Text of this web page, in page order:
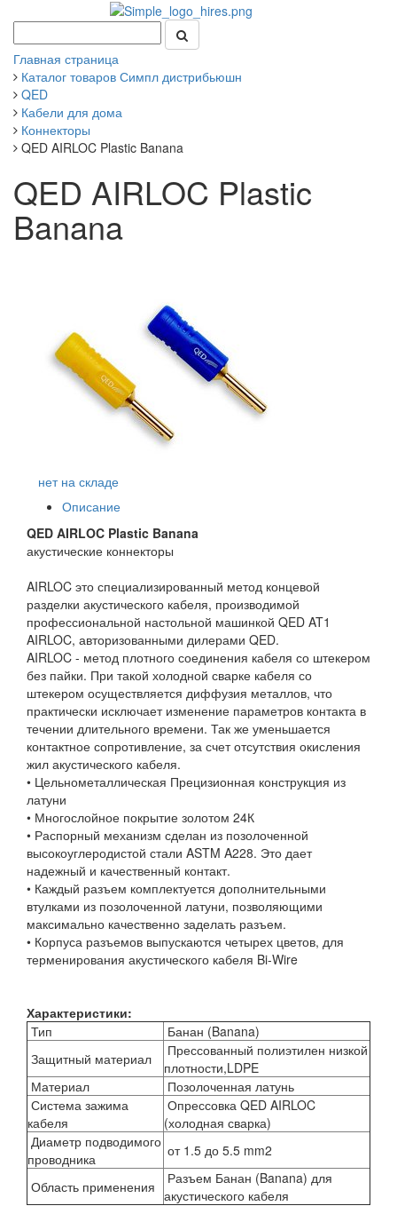
Главная страница
Каталог товаров Симпл дистрибьюшн
QED
Кабели для дома
Коннекторы
QED AIRLOC Plastic Banana
QED AIRLOC Plastic
Banana
нет на складе
Описание
QED AIRLOC Plastic Banana
акустические коннекторы
AIRLOC это специализированный метод концевой
разделки акустического кабеля, производимой
профессиональной настольной машинкой QED AT1
AIRLOC, авторизованными дилерами QED.
AIRLOC - метод плотного соединения кабеля со штекером
без пайки. При такой холодной сварке кабеля со
штекером осуществляется диффузия металлов, что
практически исключает изменение параметров контакта в
течении длительного времени. Так же уменьшается
контактное сопротивление, за счет отсутствия окисления
жил акустического кабеля.
• Цельнометаллическая Прецизионная конструкция из
латуни
• Многослойное покрытие золотом 24К
• Распорный механизм сделан из позолоченной
высокоуглеродистой стали ASTM A228. Это дает
надежный и качественный контакт.
• Каждый разъем комплектуется дополнительными
втулками из позолоченной латуни, позволяющими
максимально качественно заделать разъем.
• Корпуса разъемов выпускаются четырех цветов, для
терменирования акустического кабеля Bi-Wire
Характеристики:
Тип
Банан (Banana)
Защитный материал
Прессованный полиэтилен низкой
плотности,LDPE
Материал
Позолоченная латунь
Система зажима
кабеля
Опрессовка QED AIRLOC
(холодная сварка)
Диаметр подводимого
проводника
от 1.5 до 5.5 mm2
Область применения
Разъем Банан (Banana) для
акустического кабеля